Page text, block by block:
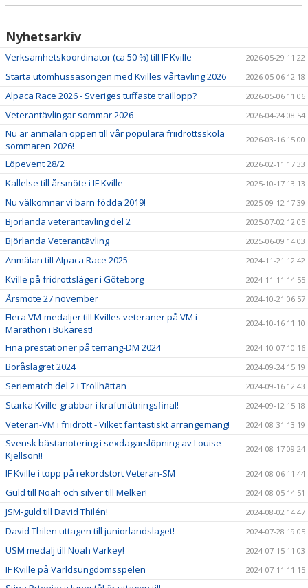
Nyhetsarkiv
Verksamhetskoordinator (ca 50 %) till IF Kville 2026-05-29 11:22
Starta utomhussäsongen med Kvilles vårtävling 2026 2026-05-06 12:18
Alpaca Race 2026 - Sveriges tuffaste traillopp? 2026-05-06 11:06
Veterantävlingar sommar 2026 2026-04-24 08:54
Nu är anmälan öppen till vår populära friidrottsskola
sommaren 2026!
2026-03-16 15:00
Löpevent 28/2 2026-02-11 17:33
Kallelse till årsmöte i IF Kville 2025-10-17 13:13
Nu välkomnar vi barn födda 2019! 2025-09-12 17:39
Björlanda veterantävling del 2 2025-07-02 12:05
Björlanda Veterantävling 2025-06-09 14:03
Anmälan till Alpaca Race 2025 2024-11-21 12:42
Kville på fridrottsläger i Göteborg 2024-11-11 14:55
Årsmöte 27 november 2024-10-21 06:57
Flera VM-medaljer till Kvilles veteraner på VM i
Marathon i Bukarest!
2024-10-16 11:10
Fina prestationer på terräng-DM 2024 2024-10-07 10:16
Boråslägret 2024 2024-09-24 15:19
Seriematch del 2 i Trollhättan 2024-09-16 12:43
Starka Kville-grabbar i kraftmätningsfinal! 2024-09-12 15:18
Veteran-VM i friidrott - Vilket fantastiskt arrangemang! 2024-08-31 13:19
Svensk bästanotering i sexdagarslöpning av Louise
Kjellson!!
2024-08-17 09:24
IF Kville i topp på rekordstort Veteran-SM 2024-08-06 11:44
Guld till Noah och silver till Melker! 2024-08-05 14:51
JSM-guld till David Thilén! 2024-08-02 14:47
David Thilen uttagen till juniorlandslaget! 2024-07-28 19:05
USM medalj till Noah Varkey! 2024-07-15 11:03
IF Kville på Världsungdomsspelen 2024-07-11 11:15